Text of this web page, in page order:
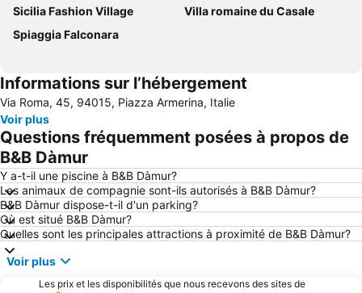
Sicilia Fashion Village
Villa romaine du Casale
Spiaggia Falconara
Informations sur l’hébergement
Via Roma, 45, 94015, Piazza Armerina, Italie
Voir plus
Questions fréquemment posées à propos de
B&B Dàmur
Y a-t-il une piscine à B&B Dàmur?
Les animaux de compagnie sont-ils autorisés à B&B Dàmur?
B&B Dàmur dispose-t-il d'un parking?
Où est situé B&B Dàmur?
Quelles sont les principales attractions à proximité de B&B Dàmur?
Voir plus
Les prix et les disponibilités que nous recevons des sites de